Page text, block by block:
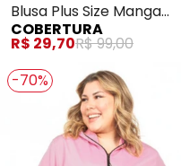
Blusa Plus Size Manga
Longa Branco
COBERTURA
R$ 29,70R$ 99,00
-70%